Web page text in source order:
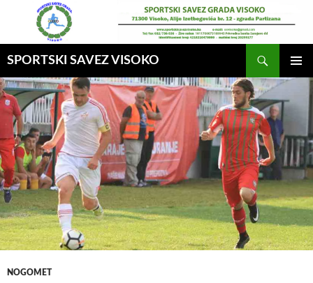
SPORTSKI SAVEZ VISOKO
GLAVNI
NOGOMET